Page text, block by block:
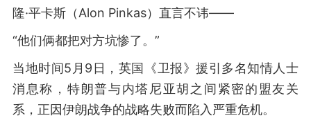
隆·平卡斯（Alon Pinkas）直言不讳——
“他们俩都把对方坑惨了。”
当地时间5月9日，英国《卫报》援引多名知情人士
消息称，特朗普与内塔尼亚胡之间紧密的盟友关
系，正因伊朗战争的战略失败而陷入严重危机。